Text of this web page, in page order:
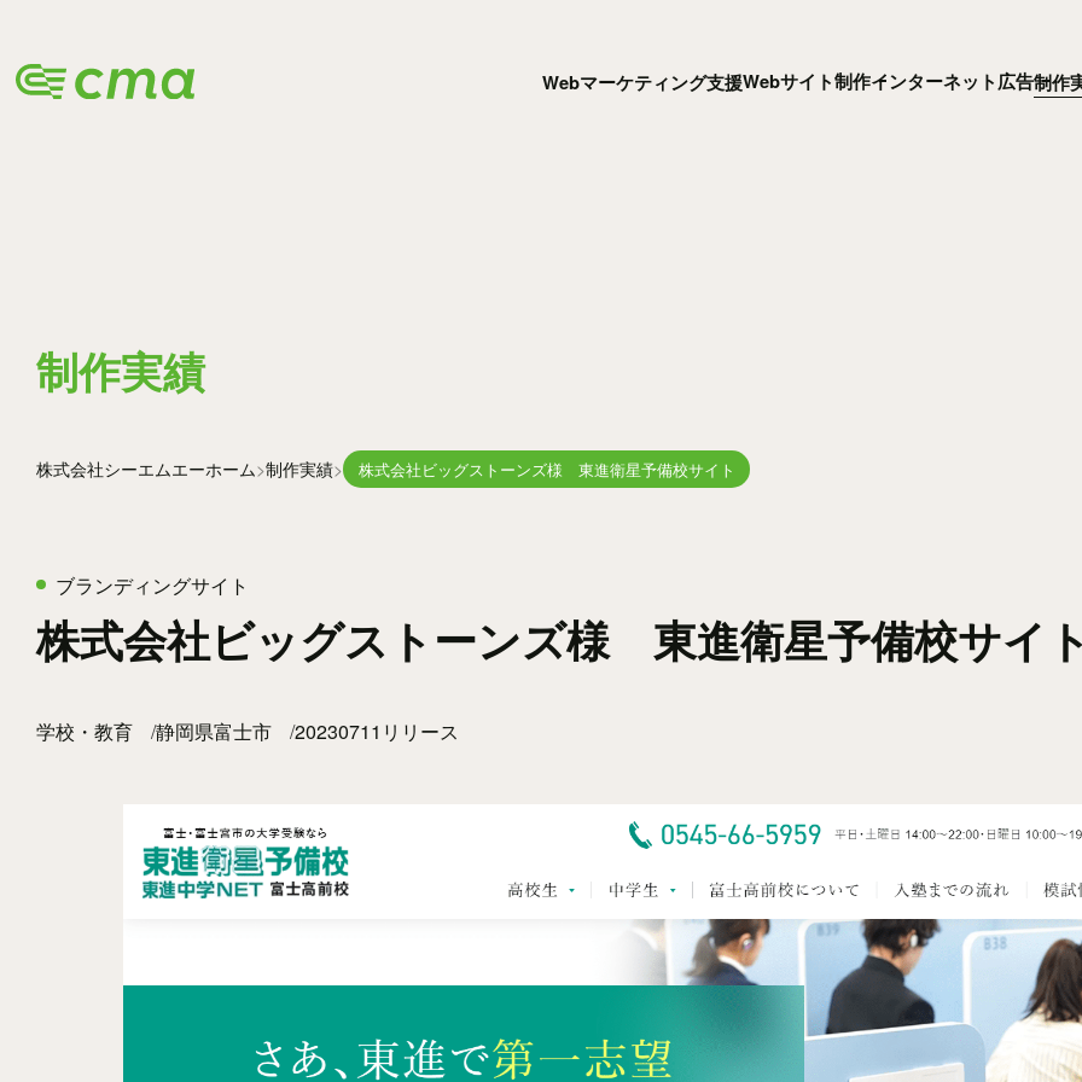
Webマーケティング支援Webサイト制作インターネット広告制作
制作実績
株式会社シーエムエーホーム 制作実績 株式会社ビッグストーンズ様 東進衛星予備校サイト
ブランディングサイト
株式会社ビッグストーンズ様 東進衛星予備校サイ
学校・教育 静岡県富士市 20230711リリース